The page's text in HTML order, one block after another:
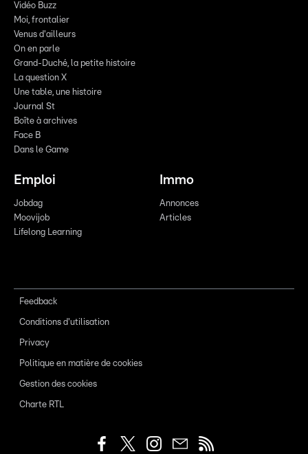
Vidéo Buzz
Moi, frontalier
Venus d'ailleurs
On en parle
Grand-Duché, la petite histoire
La question X
Une table, une histoire
Journal St
Boîte à archives
Face B
Dans le Game
Emploi
Jobdag
Moovijob
Lifelong Learning
Immo
Annonces
Articles
Feedback
Conditions d'utilisation
Privacy
Politique en matière de cookies
Gestion des cookies
Charte RTL